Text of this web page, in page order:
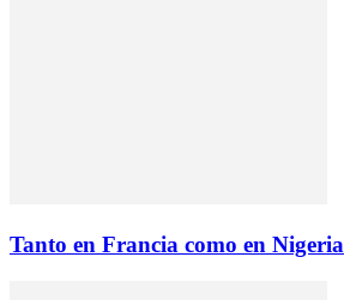
Tanto en Francia como en Nigeria